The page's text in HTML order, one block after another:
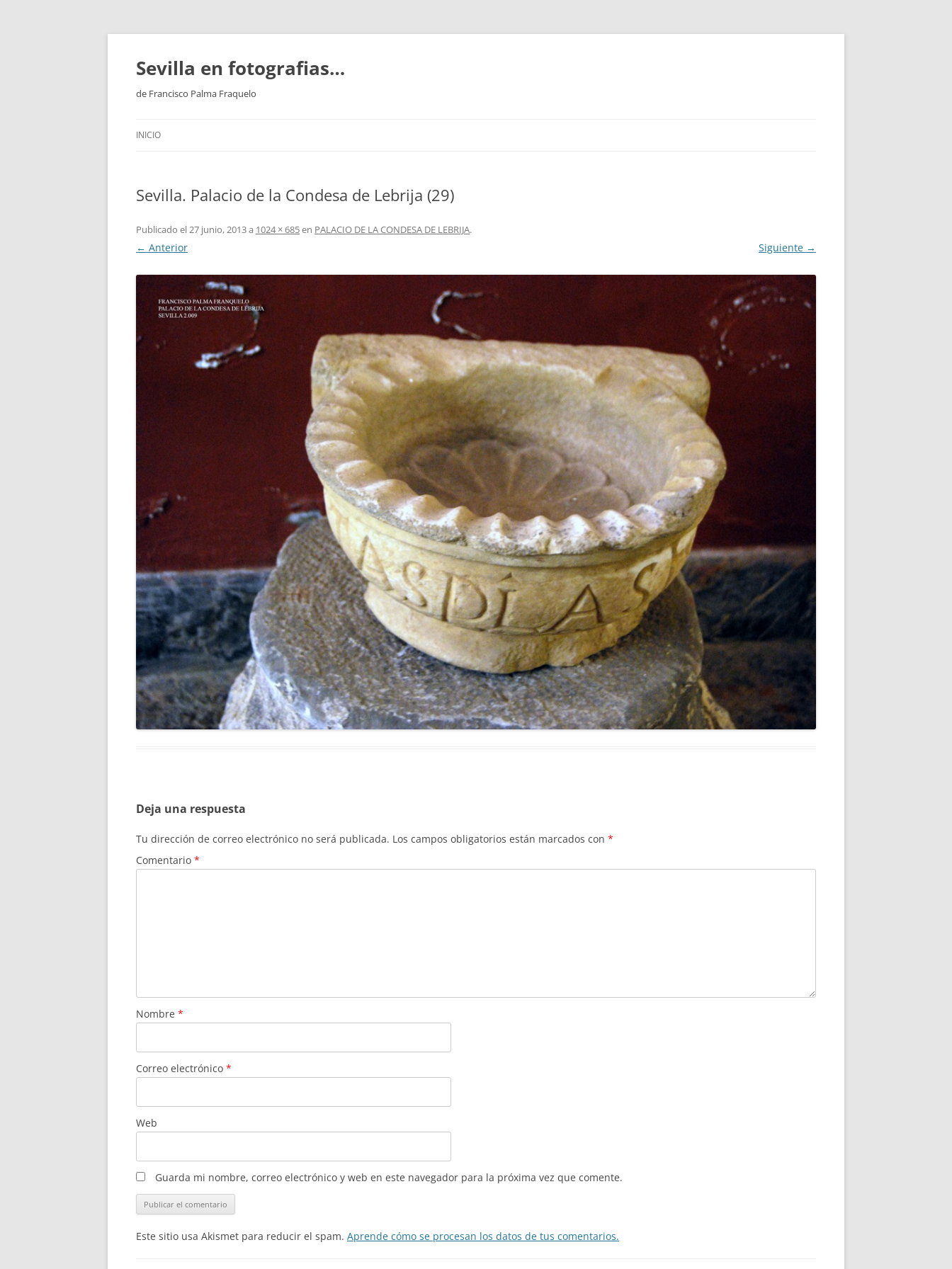
Saltar
contenido
Sevilla en fotografias…
de Francisco Palma Fraquelo
INICIO
Sevilla. Palacio de la Condesa de Lebrija (29)
Publicado el27 junio, 2013a 1024 × 685en PALACIO DE LA CONDESA DE LEBRIJA.
← Anterior Siguiente →
Deja una respuesta
Tu dirección de correo electrónico no será publicada. Los campos obligatorios están marcados con *
Comentario *
Nombre *
Correo electrónico *
Web
Guarda mi nombre, correo electrónico y web en este navegador para la próxima vez que comente.
Este sitio usa Akismet para reducir el spam. Aprende cómo se procesan los datos de tus comentarios.